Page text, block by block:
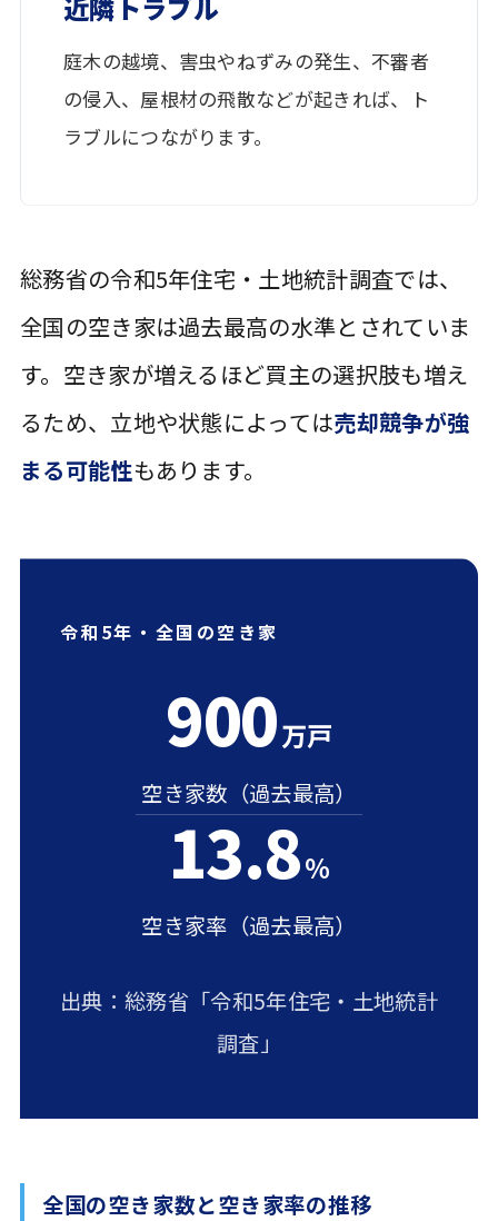
庭木の越境、害虫やねずみの発生、不審者
の侵入、屋根材の飛散などが起きれば、ト
ラブルにつながります。
総務省の令和5年住宅・土地統計調査では、
全国の空き家は過去最高の水準とされていま
す。空き家が増えるほど買主の選択肢も増え
るため、立地や状態によっては売却競争が強
まる可能性もあります。
令和5年・全国の空き家
900万戸
空き家数（過去最高）
13.8％
空き家率（過去最高）
出典：総務省「令和5年住宅・土地統計
調査」
全国の空き家数と空き家率の推移